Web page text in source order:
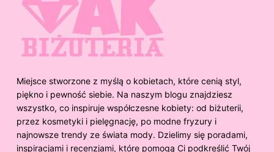
Miejsce stworzone z myślą o kobietach, które cenią styl,
piękno i pewność siebie. Na naszym blogu znajdziesz
wszystko, co inspiruje współczesne kobiety: od biżuterii,
przez kosmetyki i pielęgnację, po modne fryzury i
najnowsze trendy ze świata mody. Dzielimy się poradami,
inspiracjami i recenzjami, które pomogą Ci podkreślić Twój